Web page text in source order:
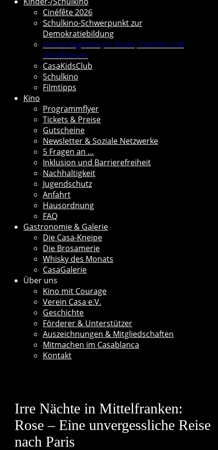
Cinéfête 2026
Schulkino-Schwerpunkt zur
Demokratiebildung
Unsere Angebote für Kinder, Familien und
Schulklassen:
CasaKidsClub
Schulkino
Filmtipps
Kino
Programmflyer
Tickets & Preise
Gutscheine
Newsletter & Soziale Netzwerke
5 Fragen an …
Inklusion und Barrierefreiheit
Nachhaltigkeit
Jugendschutz
Anfahrt
Hausordnung
FAQ
Gastronomie & Galerie
Die Casa-Kneipe
Die Brosamerie
Whisky des Monats
CasaGalerie
Über uns
Kino mit Courage
Verein Casa e.V.
Geschichte
Förderer & Unterstützer
Auszeichnungen & Mitgliedschaften
Mitmachen im Casablanca
Kontakt
Irre Nächte in Mittelfranken:
Rose – Eine unvergessliche Reise
nach Paris